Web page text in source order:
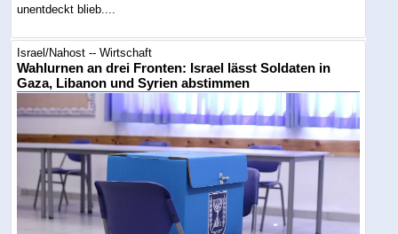
unentdeckt blieb....
Israel/Nahost -- Wirtschaft
Wahlurnen an drei Fronten: Israel lässt Soldaten in
Gaza, Libanon und Syrien abstimmen